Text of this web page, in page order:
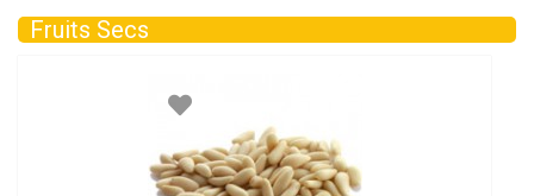
Fruits Secs